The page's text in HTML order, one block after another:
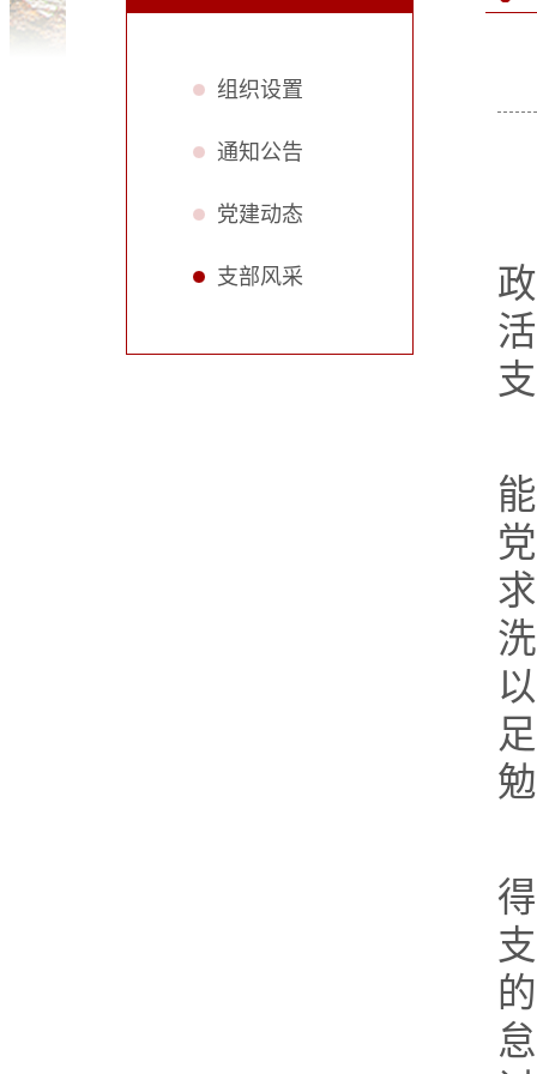
组织设置
通知公告
党建动态
支部风采